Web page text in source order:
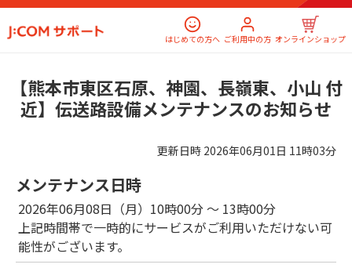
はじめての方へ ご利用中の方 オンラインショップ
【熊本市東区石原、神園、長嶺東、小山 付
近】伝送路設備メンテナンスのお知らせ
更新日時 2026年06月01日 11時03分
メンテナンス日時
2026年06月08日（月）10時00分 ～ 13時00分
上記時間帯で一時的にサービスがご利用いただけない可
能性がございます。